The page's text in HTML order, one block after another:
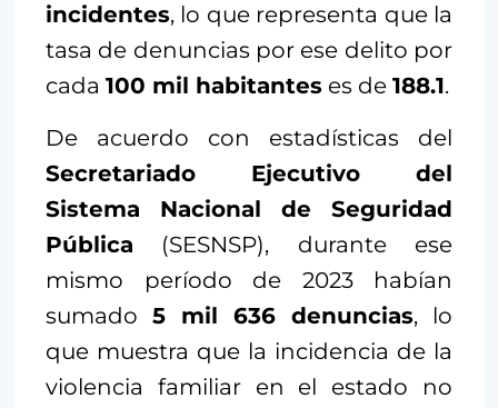
incidentes, lo que representa que la
tasa de denuncias por ese delito por
cada 100 mil habitantes es de 188.1.
De acuerdo con estadísticas del
Secretariado Ejecutivo del
Sistema Nacional de Seguridad
Pública (SESNSP), durante ese
mismo período de 2023 habían
sumado 5 mil 636 denuncias, lo
que muestra que la incidencia de la
violencia familiar en el estado no